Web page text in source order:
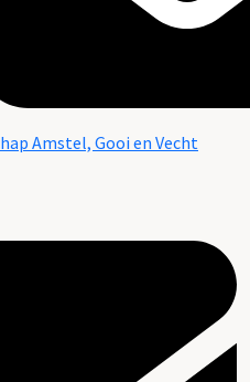
Amstel, Gooi en Vecht